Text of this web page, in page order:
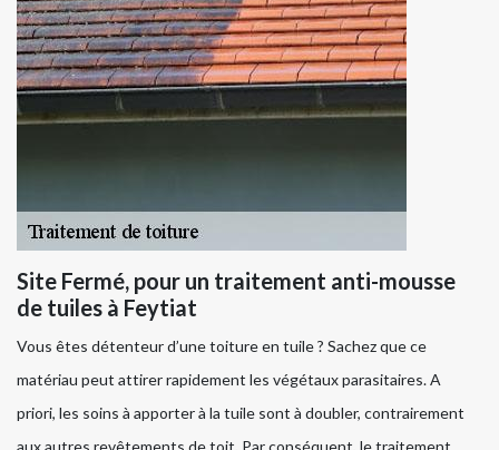
Site Fermé, pour un traitement anti-mousse
de tuiles à Feytiat
Vous êtes détenteur d’une toiture en tuile ? Sachez que ce
matériau peut attirer rapidement les végétaux parasitaires. A
priori, les soins à apporter à la tuile sont à doubler, contrairement